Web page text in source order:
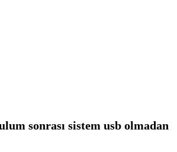
sonrası sistem usb olmadan